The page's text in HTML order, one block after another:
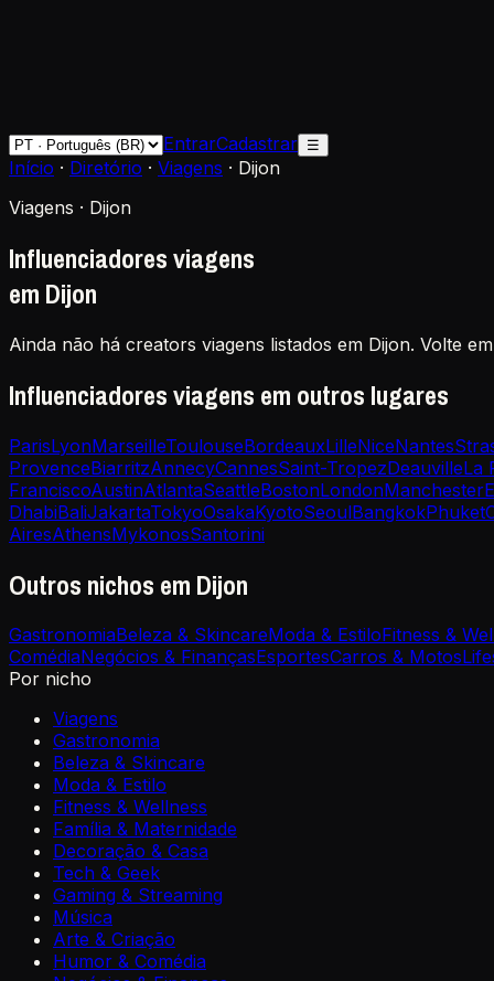
EntrarCadastrar ☰
Início · Diretório · Viagens · Dijon
Viagens · Dijon
Influenciadores viagens
em Dijon
Ainda não há creators viagens listados em Dijon. Volte
Influenciadores viagens em outros lugares
ParisLyonMarseilleToulouseBordeauxLilleNiceNantes
ProvenceBiarritzAnnecyCannesSaint-TropezDeauvilleLa
FranciscoAustinAtlantaSeattleBostonLondonManchester
DhabiBaliJakartaTokyoOsakaKyotoSeoulBangkokPhuket
AiresAthensMykonosSantorini
Outros nichos em Dijon
GastronomiaBeleza & SkincareModa & EstiloFitness &
ComédiaNegócios & FinançasEsportesCarros & Motos
Por nicho
Viagens
Gastronomia
Beleza & Skincare
Moda & Estilo
Fitness & Wellness
Família & Maternidade
Decoração & Casa
Tech & Geek
Gaming & Streaming
Música
Arte & Criação
Humor & Comédia